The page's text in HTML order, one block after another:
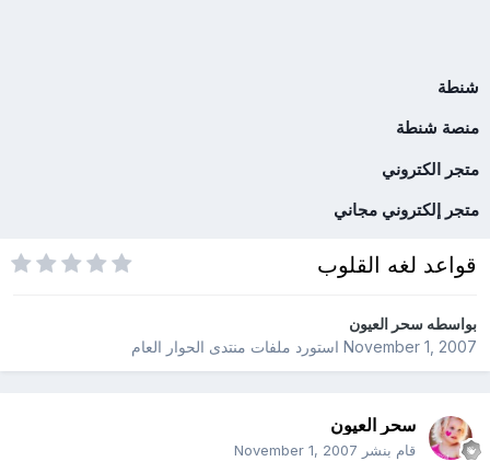
شنطة
منصة شنطة
متجر الكتروني
متجر إلكتروني مجاني
قواعد لغه القلوب
بواسطهسحر العيون
November 1, 2007استورد ملفات منتدى الحوار العام
سحر العيون
قام بنشر November 1, 2007